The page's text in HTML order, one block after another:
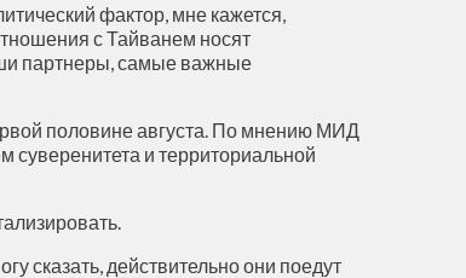
фактор, мне кажется,
с Тайванем носят
партнеры, самые важные
половине августа. По мнению МИД
суверенитета и территориальной
сказать, действительно они поедут